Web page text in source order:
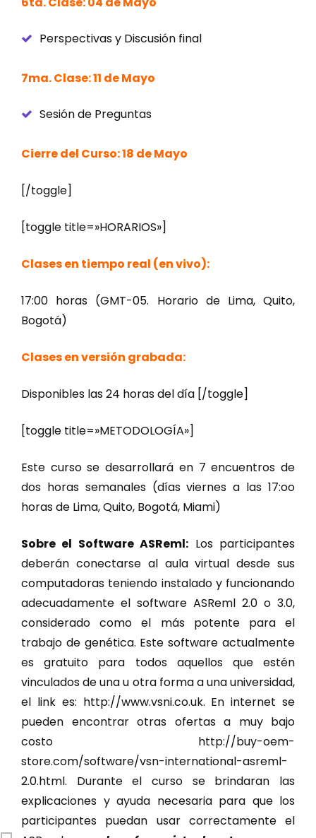
Perspectivas y Discusión final
7ma. Clase: 11 de Mayo
Sesión de Preguntas
Cierre del Curso: 18 de Mayo
[/toggle]
[toggle title=»HORARIOS»]
Clases en tiempo real (en vivo):
17:00 horas (GMT-05. Horario de Lima, Quito,
Bogotá)
Clases en versión grabada:
Disponibles las 24 horas del día [/toggle]
[toggle title=»METODOLOGÍA»]
Este curso se desarrollará en 7 encuentros de
dos horas semanales (días viernes a las 17:oo
horas de Lima, Quito, Bogotá, Miami)
Sobre el Software ASReml: Los participantes
deberán conectarse al aula virtual desde sus
computadoras teniendo instalado y funcionando
adecuadamente el software ASReml 2.0 o 3.0,
considerado como el más potente para el
trabajo de genética. Este software actualmente
es gratuito para todos aquellos que estén
vinculados de una u otra forma a una universidad,
el link es: http://www.vsni.co.uk. En internet se
pueden encontrar otras ofertas a muy bajo
costo http://buy-oem-
store.com/software/vsn-international-asreml-
2.0.html. Durante el curso se brindaran las
explicaciones y ayuda necesaria para que los
participantes puedan usar correctamente el